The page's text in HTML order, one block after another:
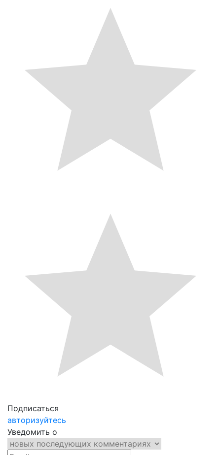
Подписаться
авторизуйтесь
Уведомить о